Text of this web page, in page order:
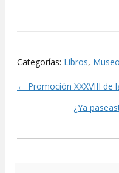
Categorías: Libros,
Posts
navigation
← Promoción XXXVIII de
¿Ya